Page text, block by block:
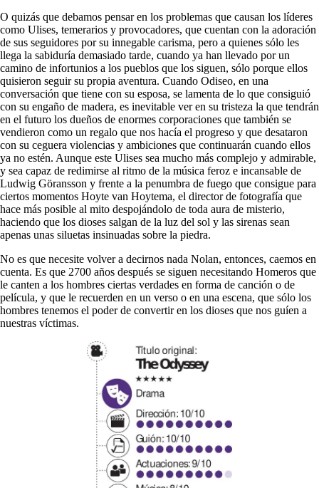
O quizás que debamos pensar en los problemas que causan los líderes
como Ulises, temerarios y provocadores, que cuentan con la adoración
de sus seguidores por su innegable carisma, pero a quienes sólo les
llega la sabiduría demasiado tarde, cuando ya han llevado por un
camino de infortunios a los pueblos que los siguen, sólo porque ellos
quisieron seguir su propia aventura. Cuando Odiseo, en una
conversación que tiene con su esposa, se lamenta de lo que consiguió
con su engaño de madera, es inevitable ver en su tristeza la que tendrán
en el futuro los dueños de enormes corporaciones que también se
vendieron como un regalo que nos hacía el progreso y que desataron
con su ceguera violencias y ambiciones que continuarán cuando ellos
ya no estén. Aunque este Ulises sea mucho más complejo y admirable,
y sea capaz de redimirse al ritmo de la música feroz e incansable de
Ludwig Göransson y frente a la penumbra de fuego que consigue para
ciertos momentos Hoyte van Hoytema, el director de fotografía que
hace más posible al mito despojándolo de toda aura de misterio,
haciendo que los dioses salgan de la luz del sol y las sirenas sean
apenas unas siluetas insinuadas sobre la piedra.
No es que necesite volver a decirnos nada Nolan, entonces, caemos en
cuenta. Es que 2700 años después se siguen necesitando Homeros que
le canten a los hombres ciertas verdades en forma de canción o de
película, y que le recuerden en un verso o en una escena, que sólo los
hombres tenemos el poder de convertir en los dioses que nos guíen a
nuestras víctimas.